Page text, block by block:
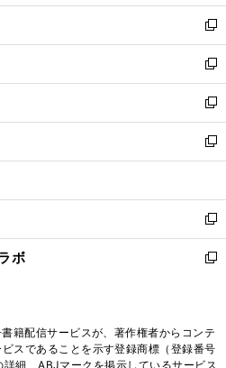
開
く
ウ
で
開
く
ン
ド
ウ
で
開
く
ウ
ィ
ン
ド
ウ
で
開
く
し
い
ウ
ィ
ン
ド
ウ
で
開
新
し
い
ウ
ィ
ン
ド
ウ
開
く
新
し
い
ウ
ィ
ン
ウ
で
開
く
新
し
い
ウ
ン
ド
ウ
で
新
し
ウ
ィ
ン
ド
く
新
し
い
ド
ウ
ボ
新
ィ
ン
籍配信サービスが、著作権者からコンテ
スであることを示す登録商標（登録番号
細、ABJマークを掲示しているサービス